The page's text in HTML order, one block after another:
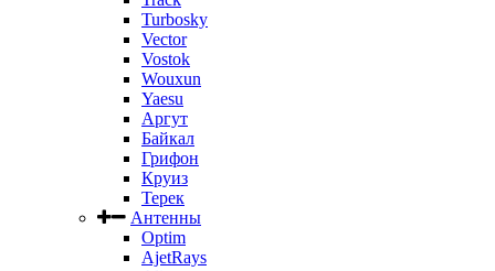
Turbosky
Vector
Vostok
Wouxun
Yaesu
Аргут
Байкал
Грифон
Круиз
Терек
Антенны
Optim
AjetRays